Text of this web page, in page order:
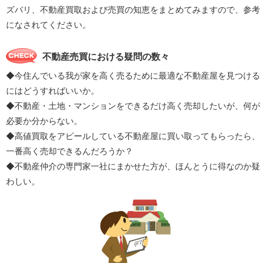
ズバリ、不動産買取および売買の知恵をまとめてみますので、参考
になされてください。
不動産売買における疑問の数々
◆今住んでいる我が家を高く売るために最適な不動産屋を見つける
にはどうすればいいか。
◆不動産・土地・マンションをできるだけ高く売却したいが、何が
必要か分からない。
◆高値買取をアピールしている不動産屋に買い取ってもらったら、
一番高く売却できるんだろうか？
◆不動産仲介の専門家一社にまかせた方が、ほんとうに得なのか疑
わしい。